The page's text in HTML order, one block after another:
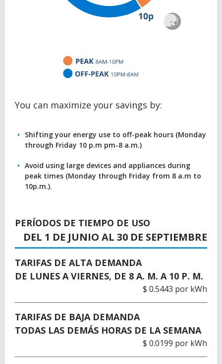
You can maximize your savings by:
Shifting your energy use to off-peak hours (Monday
through Friday 10 p.m pm-8 a.m.)
Avoid using large devices and appliances during
peak times (Monday through Friday from 8 a.m to
10p.m.).
TOPERÍODOS DE TIEMPO DE USO
DEL 1 DE JUNIO AL 30 DE SEPTIEMBRE
TARIFAS DE ALTA DEMANDA
DE LUNES A VIERNES, DE 8 A. M. A 10 P. M.
$ 0.5443 por kWh
TARIFAS DE BAJA DEMANDA
TODAS LAS DEMÁS HORAS DE LA SEMANA
$ 0.0199 por kWh